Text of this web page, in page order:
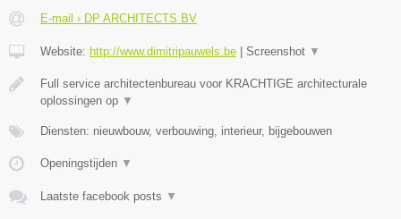
E-mail › DP ARCHITECTS BV
Website: http://www.dimitripauwels.be Screenshot ▼
Full service architectenbureau voor KRACHTIGE architecturale
oplossingen op ▼
Diensten: nieuwbouw, verbouwing, interieur, bijgebouwen
Openingstijden ▼
Laatste facebook posts ▼